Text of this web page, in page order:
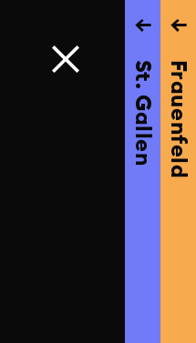
→
St. Gallen
→
Frauenfeld